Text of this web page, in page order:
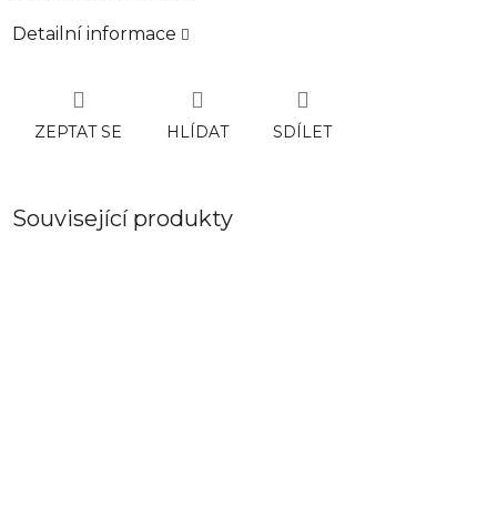
Detailní informace
ZEPTAT SE HLÍDAT SDÍLET
Související produkty